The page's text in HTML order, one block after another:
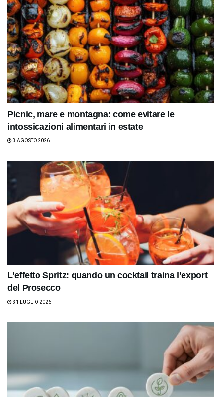
Picnic, mare e montagna: come evitare le
intossicazioni alimentari in estate
3 AGOSTO 2026
L’effetto Spritz: quando un cocktail traina l’export
del Prosecco
31 LUGLIO 2026